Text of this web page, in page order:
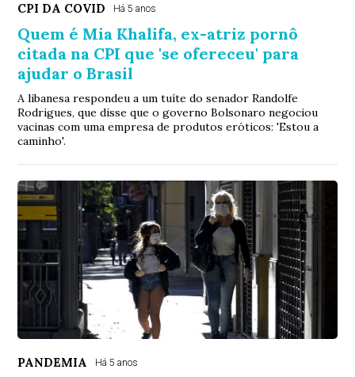
CPI DA COVID Há 5 anos
Quem é Mia Khalifa, ex-atriz pornô
citada na CPI que 'se ofereceu' para
ajudar o Brasil
A libanesa respondeu a um tuíte do senador Randolfe
Rodrigues, que disse que o governo Bolsonaro negociou
vacinas com uma empresa de produtos eróticos: 'Estou a
caminho'.
PANDEMIA Há 5 anos